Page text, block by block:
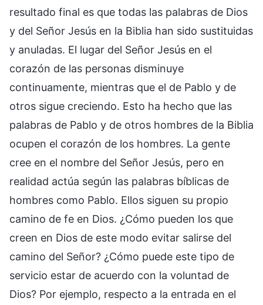
resultado final es que todas las palabras de Dios
y del Señor Jesús en la Biblia han sido sustituidas
y anuladas. El lugar del Señor Jesús en el
corazón de las personas disminuye
continuamente, mientras que el de Pablo y de
otros sigue creciendo. Esto ha hecho que las
palabras de Pablo y de otros hombres de la Biblia
ocupen el corazón de los hombres. La gente
cree en el nombre del Señor Jesús, pero en
realidad actúa según las palabras bíblicas de
hombres como Pablo. Ellos siguen su propio
camino de fe en Dios. ¿Cómo pueden los que
creen en Dios de este modo evitar salirse del
camino del Señor? ¿Cómo puede este tipo de
servicio estar de acuerdo con la voluntad de
Dios? Por ejemplo, respecto a la entrada en el